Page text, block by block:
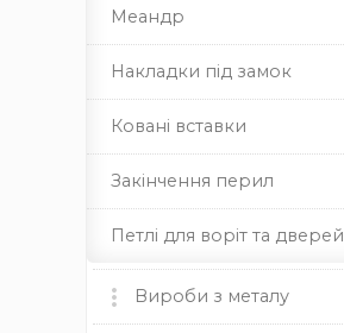
Меандр
Накладки під замок
Ковані вставки
Закінчення перил
Петлі для воріт та дверей
Ковані піки
Вироби з металу